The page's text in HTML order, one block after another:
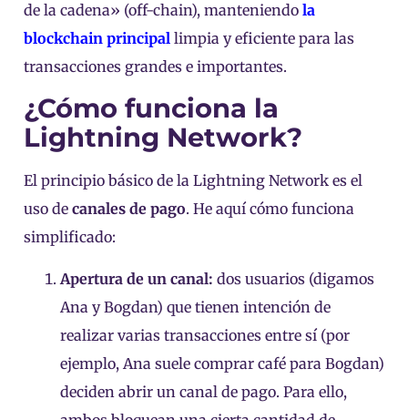
de la cadena» (off-chain), manteniendo la
blockchain principal limpia y eficiente para las
transacciones grandes e importantes.
¿Cómo funciona la
Lightning Network?
El principio básico de la Lightning Network es el
uso de canales de pago. He aquí cómo funciona
simplificado:
Apertura de un canal: dos usuarios (digamos
Ana y Bogdan) que tienen intención de
realizar varias transacciones entre sí (por
ejemplo, Ana suele comprar café para Bogdan)
deciden abrir un canal de pago. Para ello,